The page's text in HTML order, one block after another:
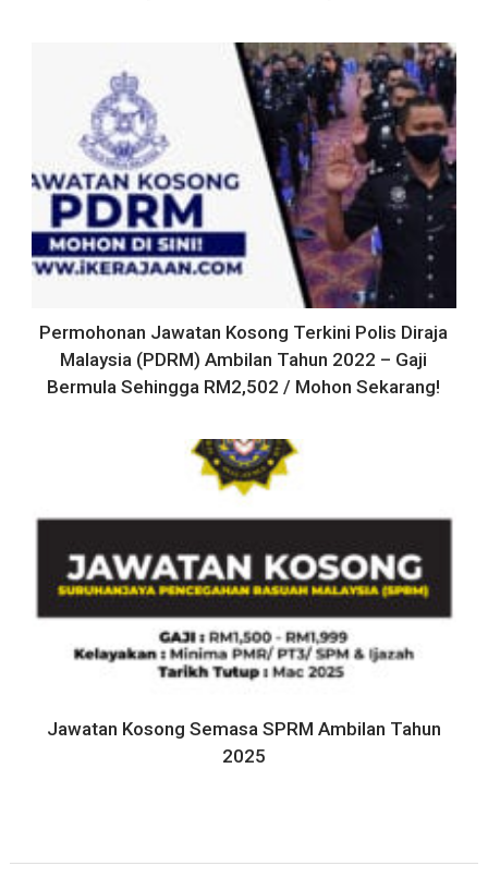
Permohonan Jawatan Kosong Terkini Polis Diraja
Malaysia (PDRM) Ambilan Tahun 2022 – Gaji
Bermula Sehingga RM2,502 / Mohon Sekarang!
Jawatan Kosong Semasa SPRM Ambilan Tahun
2025